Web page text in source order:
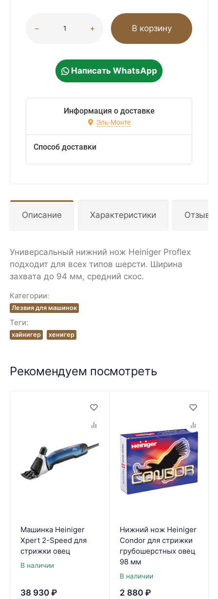
В корзину
Написать WhatsApp
Информация о доставке
Эль-Монте
Способ доставки
Описание Характеристики
Универсальный нижний нож Heiniger Proflex
подходит для всех типов шерсти. Ширина
захвата до 94 мм, средний скос.
Категории:
Лезвия для машинок
Теги:
хайнигер хенигер
Рекомендуем посмотреть
Машинка Heiniger
Xpert 2-Speed для
стрижки овец
В наличии
38 930 ₽
Нижний нож Heiniger
Condor для стрижки
грубошерстных овец
98 мм
В наличии
2 880 ₽